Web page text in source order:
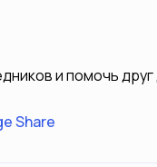
и помочь
Share